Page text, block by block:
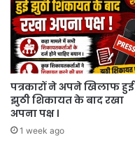
पत्रकारों ने अपने खिलाफ हुई
झुठी शिकायत के बाद रखा
अपना पक्ष ।
1 week ago